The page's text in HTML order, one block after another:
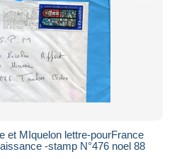
et MIquelon lettre-pourFrance
-stamp N°476 noel 88